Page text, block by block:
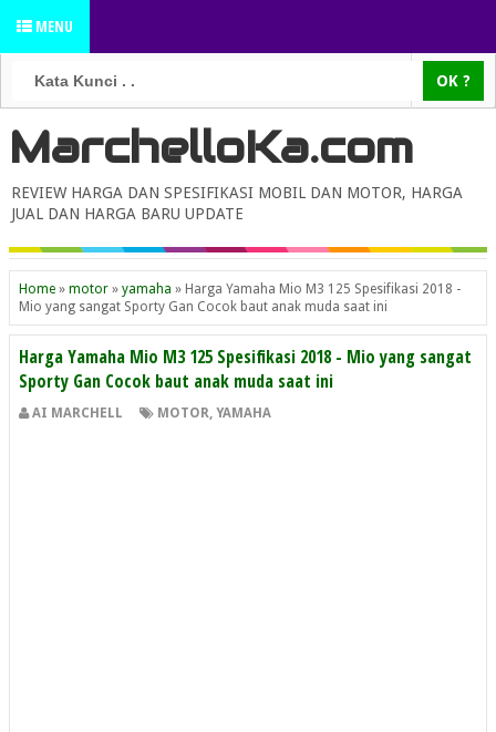
MENU
MarchelloKa.com
REVIEW HARGA DAN SPESIFIKASI MOBIL DAN MOTOR, HARGA
JUAL DAN HARGA BARU UPDATE
Home » motor » yamaha » Harga Yamaha Mio M3 125 Spesifikasi 2018 -
Mio yang sangat Sporty Gan Cocok baut anak muda saat ini
Harga Yamaha Mio M3 125 Spesifikasi 2018 - Mio yang sangat
Sporty Gan Cocok baut anak muda saat ini
AI MARCHELL MOTOR YAMAHA